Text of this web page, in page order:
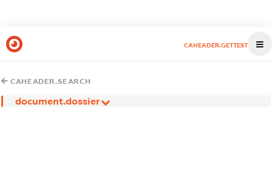
CAHEADER.GETTEST
CAHEADER.SEARCH
document.dossier